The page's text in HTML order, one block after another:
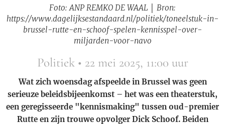
Foto: ANP REMKO DE WAAL │ Bron:
https://www.dagelijksestandaard.nl/politiek/toneelstuk-in-
brussel-rutte-en-schoof-spelen-kennisspel-over-
miljarden-voor-navo
Politiek • 22 mei 2025, 11:00 uur
Wat zich woensdag afspeelde in Brussel was geen
serieuze beleidsbijeenkomst – het was een theaterstuk,
een geregisseerde "kennismaking" tussen oud-premier
Rutte en zijn trouwe opvolger Dick Schoof. Beiden